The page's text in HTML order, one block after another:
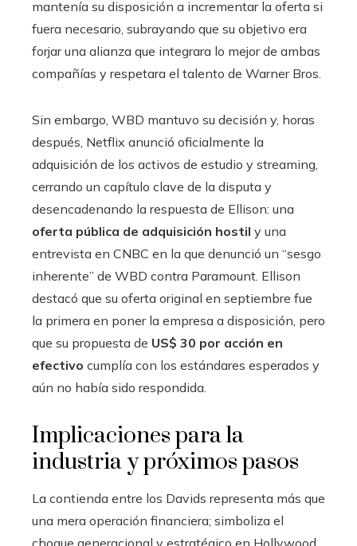
mantenía su disposición a incrementar la oferta si
fuera necesario, subrayando que su objetivo era
forjar una alianza que integrara lo mejor de ambas
compañías y respetara el talento de Warner Bros.
Sin embargo, WBD mantuvo su decisión y, horas
después, Netflix anunció oficialmente la
adquisición de los activos de estudio y streaming,
cerrando un capítulo clave de la disputa y
desencadenando la respuesta de Ellison: una
oferta pública de adquisición hostil y una
entrevista en CNBC en la que denunció un “sesgo
inherente” de WBD contra Paramount. Ellison
destacó que su oferta original en septiembre fue
la primera en poner la empresa a disposición, pero
que su propuesta de US$ 30 por acción en
efectivo cumplía con los estándares esperados y
aún no había sido respondida.
Implicaciones para la
industria y próximos pasos
La contienda entre los Davids representa más que
una mera operación financiera; simboliza el
choque generacional y estratégico en Hollywood.